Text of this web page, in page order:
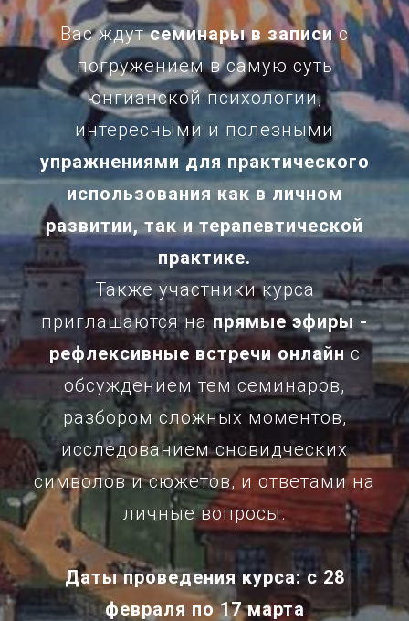
Вас ждутсеминары в записис
погружением в самую суть
юнгианской психологии,
интересными и полезными
упражнениями для практического
использования как в личном
развитии, так и терапевтической
практике.
Также участники курса
приглашаются напрямые эфиры -
рефлексивные встречи онлайнс
обсуждением тем семинаров,
разбором сложных моментов,
исследованием сновидческих
символов и сюжетов, и ответами на
личные вопросы.
Даты проведения курса: с 28
февраля по 17 марта